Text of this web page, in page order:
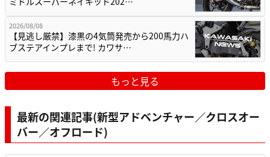
2026/08/08
【見逃し厳禁】漆黒の4気筒発売から200馬力ハ
ブステアインプレまで! カワサ…
もっと見る
最新の関連記事(新型アドベンチャー／クロスオー
バー／オフロード)